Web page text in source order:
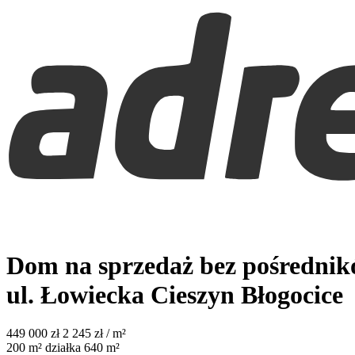
Dom na sprzedaż bez
ul. Łowiecka Cieszyn Błogocice
449 000 zł 2 245 zł / m²
200 m² działka 640 m²